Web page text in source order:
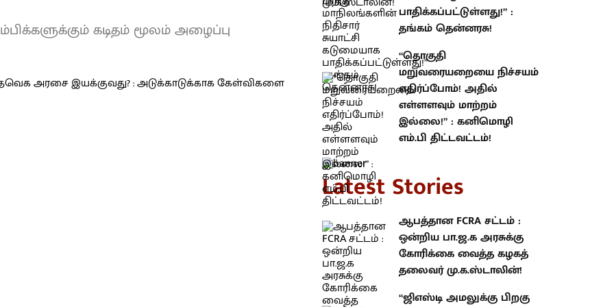
கடிதம் மூலம் அழைப்பு
தங்கம் தென்னரசு!
“தொகுதி மறுவரையறையை
நிச்சயம் எதிர்ப்போம்! அதில்
எள்ளளவும் மாற்றம் இல்லை!” :
கனிமொழி எம்.பி திட்டவட்டம்!
Latest Stories
ஆபத்தான FCRA சட்டம் : ஒன்றிய
பா.ஜ.க அரசுக்கு கோரிக்கை
வைத்த கழகத் தலைவர்
மு.க.ஸ்டாலின்!
“ஜிஎஸ்டி அமலுக்கு பிறகு
மாநிலங்களின் நிதிசார் சுயாட்சி
கடுமையாக பாதிக்கப்பட்டுள்ளது!” :
தங்கம் தென்னரசு!